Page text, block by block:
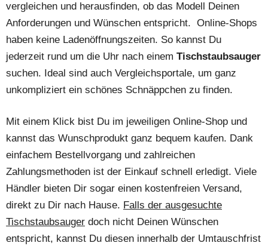
vergleichen und herausfinden, ob das Modell Deinen
Anforderungen und Wünschen entspricht. Online-Shops
haben keine Ladenöffnungszeiten. So kannst Du
jederzeit rund um die Uhr nach einem Tischstaubsauger
suchen. Ideal sind auch Vergleichsportale, um ganz
unkompliziert ein schönes Schnäppchen zu finden.
Mit einem Klick bist Du im jeweiligen Online-Shop und
kannst das Wunschprodukt ganz bequem kaufen. Dank
einfachem Bestellvorgang und zahlreichen
Zahlungsmethoden ist der Einkauf schnell erledigt. Viele
Händler bieten Dir sogar einen kostenfreien Versand,
direkt zu Dir nach Hause. Falls der ausgesuchte
Tischstaubsauger doch nicht Deinen Wünschen
entspricht, kannst Du diesen innerhalb der Umtauschfrist